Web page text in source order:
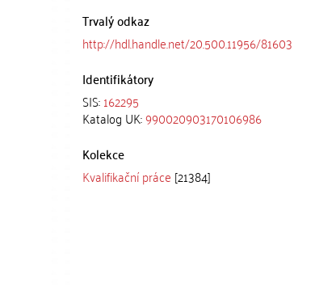
Trvalý odkaz
http://hdl.handle.net/20.500.11956/81603
Identifikátory
SIS:162295
Katalog UK:990020903170106986
Kolekce
Kvalifikační práce [21384]